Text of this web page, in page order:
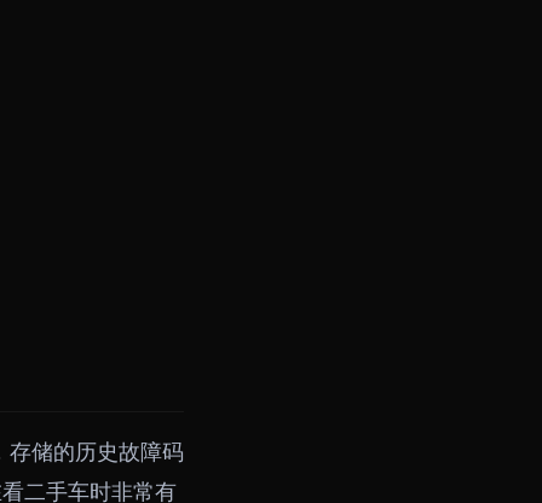
存储的历史故障码
二手车时非常有